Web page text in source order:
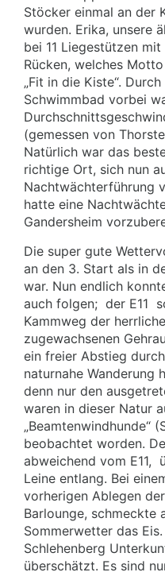
Stöcker einmal an der
wurden. Erika, unsere
bei 11 Liegestützen
Rücken, welches
„Fit in die Kiste“.
Schwimmbad vorbei
(gemessen von
Natürlich war das
richtige Ort, sich nun
Nachtwächterführung
hatte eine
Gandersheim
Die super gute
an den 3. Start als in
war. Nun endlich
auch folgen; der E11
Kammweg der
zugewachsenen
ein freier Abstieg
naturnahe Wanderung
denn nur den
waren in dieser Natur
„Beamtenwindhunde“
beobachtet worden.
abweichend vom E11,
Leine entlang. Bei
vorherigen Ablegen
Barlounge, schmeckte
Sommerwetter das
Schlehenberg
überschätzt. Es sind